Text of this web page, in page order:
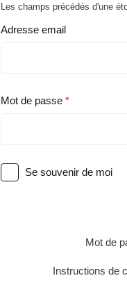
Les champs précédés d'une
Adresse email
Mot de passe
Se souvenir de moi
Mot de
Instructions de